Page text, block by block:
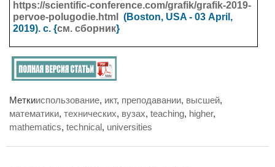
https://scientific-conference.com/grafik/grafik-2019-
pervoe-polugodie.html
(Boston, USA - 03 April ,
2019). с. {см. сборник}
Меткииспользование, икт, преподавании, высшей,
математики, технических, вузах, teaching, higher,
mathematics, technical, universities